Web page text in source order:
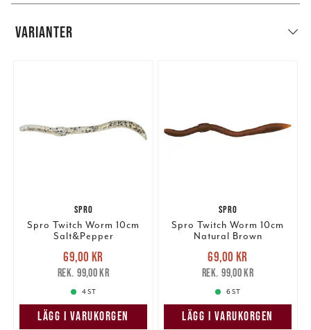
VARIANTER
SPRO
Spro Twitch Worm 10cm
Salt&Pepper
Nuvarande pris
69,00 krTidigare pris
99,00 kr
69,00 kr
99,00 kr
4 ST
LÄGG I VARUKORGEN
SPRO
Spro Twitch Worm 10cm
Natural Brown
Nuvarande pris
69,00 krTidigare pris
99,00 kr
69,00 kr
99,00 kr
6 ST
LÄGG I VARUKORGEN